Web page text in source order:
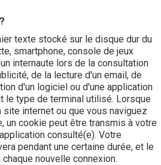
texte stocké sur le disque dur du
smartphone, console de jeux
internaute lors de la consultation
de la lecture d'un email, de
d'un logiciel ou d'une application
le type de terminal utilisé. Lorsque
internet ou que vous naviguez
un cookie peut être transmis à votre
consulté(e). Votre
pendant une certaine durée, et le
nouvelle connexion.